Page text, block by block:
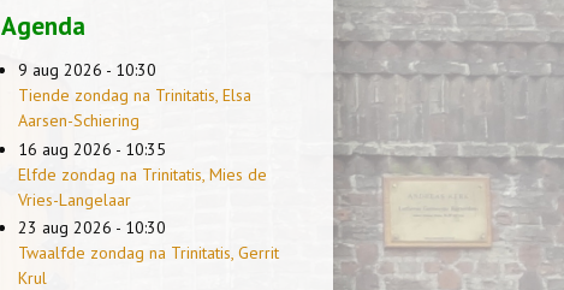
Agenda
9 aug 2026 - 10:30
Tiende zondag na Trinitatis, Elsa
Aarsen-Schiering
16 aug 2026 - 10:35
Elfde zondag na Trinitatis, Mies de
Vries-Langelaar
23 aug 2026 - 10:30
Twaalfde zondag na Trinitatis, Gerrit
Krul